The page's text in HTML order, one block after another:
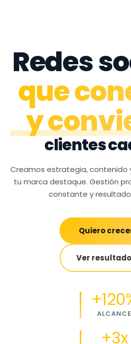
Redes
que
y
clientes
Creamos estrategia, contenido
tu marca destaque. Gestión
constante y
Quiero
Ver
ALCANCE
+3x